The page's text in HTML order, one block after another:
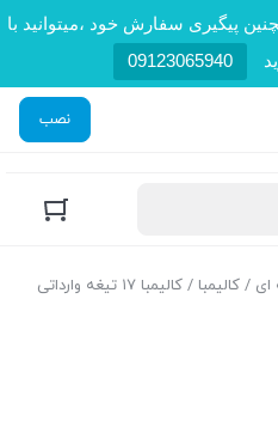
پیگیری سفارش خود ،میتوانید با
09123065940
نصب
ای / کالیمبا
/ کالیمبا ۱۷ تیغه وارداتی